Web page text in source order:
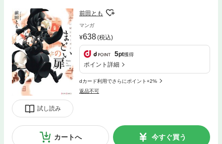
試し読み
前田とも
マンガ
638(税込)
5pt獲得
ポイント詳細
dカード利用でさらにポイント+2%
返品不可
カートへ 今すぐ買う